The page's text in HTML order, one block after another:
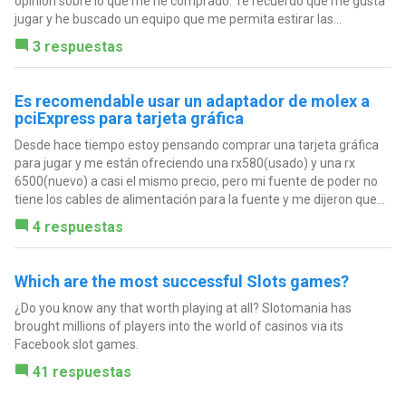
jugar y he buscado un equipo que me permita estirar las...
3 respuestas
Es recomendable usar un adaptador de molex a
pciExpress para tarjeta gráfica
Desde hace tiempo estoy pensando comprar una tarjeta gráfica
para jugar y me están ofreciendo una rx580(usado) y una rx
6500(nuevo) a casi el mismo precio, pero mi fuente de poder no
tiene los cables de alimentación para la fuente y me dijeron que...
4 respuestas
Which are the most successful Slots games?
¿Do you know any that worth playing at all? Slotomania has
brought millions of players into the world of casinos via its
Facebook slot games.
41 respuestas